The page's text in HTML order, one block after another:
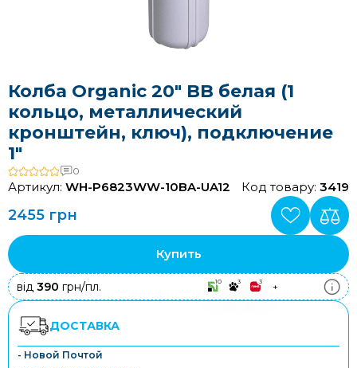
Колба Organic 20" BB белая (1
кольцо, металлический
кронштейн, ключ), подключение
1"
0
Артикул: WH-P6823WW-10BA-UA12 Код товару: 3419
2455 грн
Купить
від 390 грн/пл. 10 3 3 +
ДОСТАВКА
- Новой Почтой